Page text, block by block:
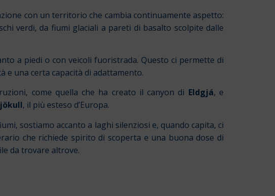
con un territorio che cambia continuamente aspetto:
verdi, da fiumi glaciali a pareti di basalto scolpite dalle
a piedi o con veicoli fuoristrada. Questo ci permette di
e una certa capacità di adattamento.
come quella che ha creato il canyon di Eldgjá, e
, il più esteso d’Europa.
sostiamo accanto a laghi silenziosi e, quando capita, ci
che richiede spirito di scoperta e una buona dose di
da trovare altrove.